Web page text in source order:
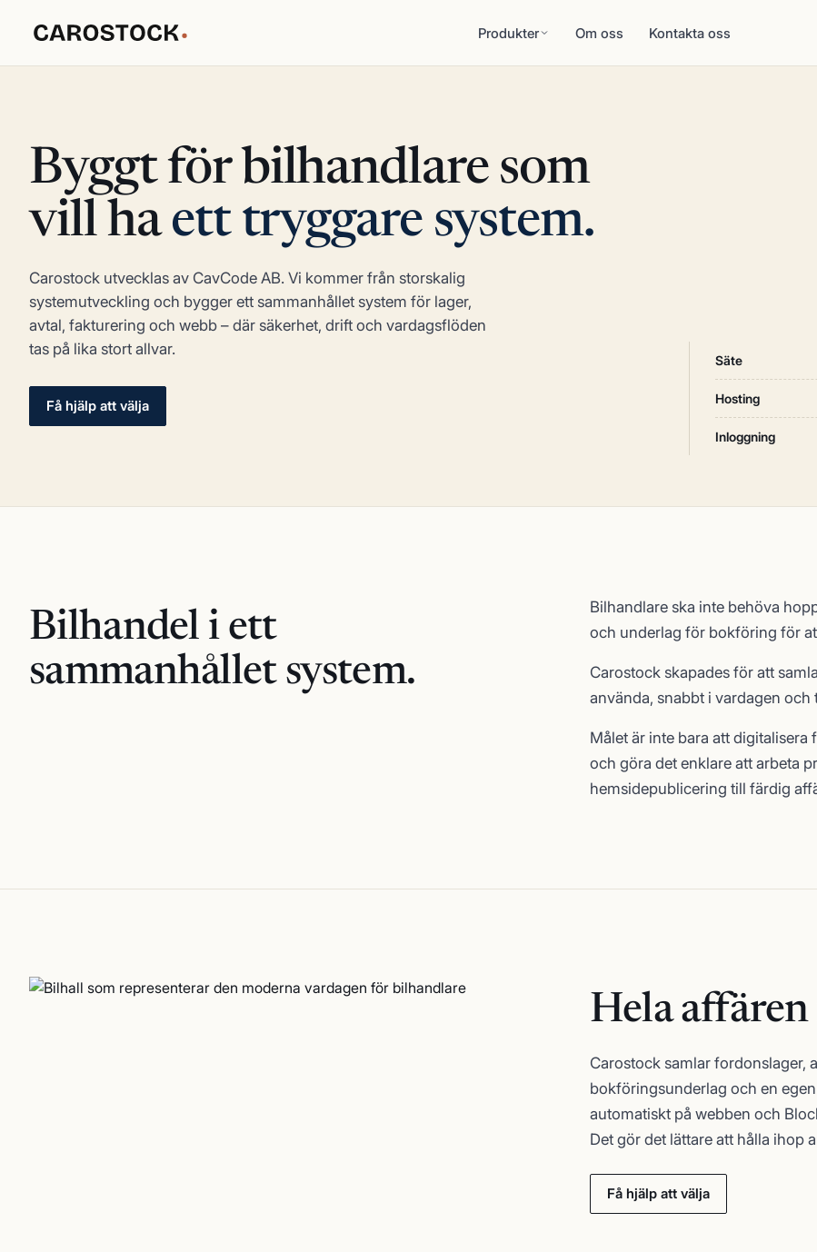
Produkter Om oss Kontakta oss
Byggt för bilhandlare som
vill ha ett tryggare system.
Carostock utvecklas av CavCode AB. Vi kommer från storskalig
systemutveckling och bygger ett sammanhållet system för lager,
avtal, fakturering och webb – där säkerhet, drift och vardagsflöden
tas på lika stort allvar.
Få hjälp att välja
Säte
Hosting
Inloggning
Bilhandel i ett
sammanhållet system.
Bilhandlare ska inte behöva
och underlag för bokföring för
Carostock skapades för att
använda, snabbt i vardagen
Målet är inte bara att
och göra det enklare att arbeta
hemsidepublicering till färdig
Hela affären
Carostock samlar fordonslager,
bokföringsunderlag och en
automatiskt på webben och
Det gör det lättare att hålla ihop
Få hjälp att välja